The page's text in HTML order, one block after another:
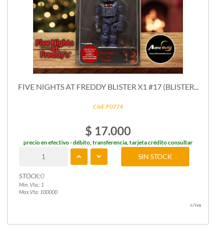
FIVE NIGHTS AT FREDDY BLISTER X1 #17 (BLISTER...
Cód: F0774
$ 17.000
precio en efectivo - débito, transferencia, tarjeta crédito consultar
STOCK:0
Min. Vta.: 1
Max Vta: 100000
SIN STOCK
c/iva